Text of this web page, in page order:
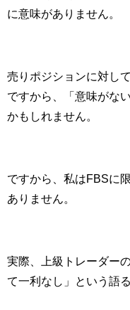
に意味がありません。
売りポジションに対し
ですから、「意味がな
かもしれません。
ですから、私はFBSに
ありません。
実際、上級トレーダー
て一利なし」という語